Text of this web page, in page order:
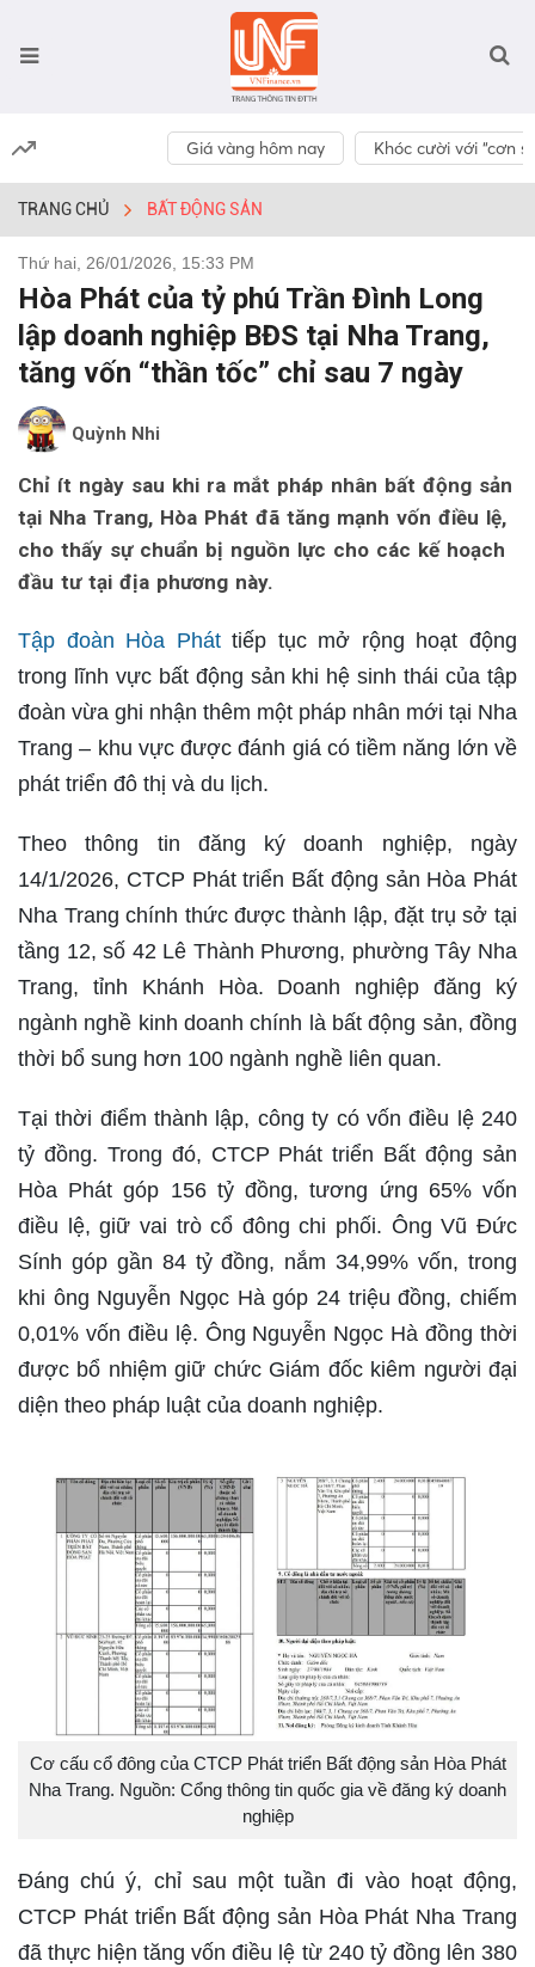
Giá vàng hôm nay Khóc cười với “cơn
TRANG CHỦ BẤT ĐỘNG SẢN
Thứ hai, 26/01/2026, 15:33 PM
Hòa Phát của tỷ phú Trần Đình Long
lập doanh nghiệp BĐS tại Nha Trang,
tăng vốn “thần tốc” chỉ sau 7 ngày
Quỳnh Nhi
Chỉ ít ngày sau khi ra mắt pháp nhân bất động sản
tại Nha Trang, Hòa Phát đã tăng mạnh vốn điều lệ,
cho thấy sự chuẩn bị nguồn lực cho các kế hoạch
đầu tư tại địa phương này.
Tập đoàn Hòa Pháttiếp tục mở rộng hoạt động
trong lĩnh vực bất động sản khi hệ sinh thái của tập
đoàn vừa ghi nhận thêm một pháp nhân mới tại Nha
Trang – khu vực được đánh giá có tiềm năng lớn về
phát triển đô thị và du lịch.
Theo thông tin đăng ký doanh nghiệp, ngày
14/1/2026, CTCP Phát triển Bất động sản Hòa Phát
Nha Trang chính thức được thành lập, đặt trụ sở tại
tầng 12, số 42 Lê Thành Phương, phường Tây Nha
Trang, tỉnh Khánh Hòa. Doanh nghiệp đăng ký
ngành nghề kinh doanh chính là bất động sản, đồng
thời bổ sung hơn 100 ngành nghề liên quan.
Tại thời điểm thành lập, công ty có vốn điều lệ 240
tỷ đồng. Trong đó, CTCP Phát triển Bất động sản
Hòa Phát góp 156 tỷ đồng, tương ứng 65% vốn
điều lệ, giữ vai trò cổ đông chi phối. Ông Vũ Đức
Sính góp gần 84 tỷ đồng, nắm 34,99% vốn, trong
khi ông Nguyễn Ngọc Hà góp 24 triệu đồng, chiếm
0,01% vốn điều lệ. Ông Nguyễn Ngọc Hà đồng thời
được bổ nhiệm giữ chức Giám đốc kiêm người đại
diện theo pháp luật của doanh nghiệp.
Cơ cấu cổ đông của CTCP Phát triển Bất động sản Hòa Phát
Nha Trang. Nguồn: Cổng thông tin quốc gia về đăng ký doanh
nghiệp
Đáng chú ý, chỉ sau một tuần đi vào hoạt động,
CTCP Phát triển Bất động sản Hòa Phát Nha Trang
đã thực hiện tăng vốn điều lệ từ 240 tỷ đồng lên 380